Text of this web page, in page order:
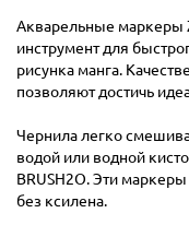
Акварельные маркеры
инструмент для
рисунка манга.
позволяют достичь
Чернила легко
водой или водной
BRUSH2O. Эти
без ксилена.